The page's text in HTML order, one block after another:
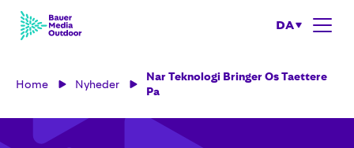
DA
Home Nyheder
Nar Teknologi Bringer Os Taettere
Pa